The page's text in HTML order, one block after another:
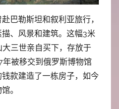
巴勒斯坦和叙利亚旅行，
、风景和建筑。这幅3米
三世亲自买下，存放于
被移交到俄罗斯博物馆
款建造了一栋房子，如今
。